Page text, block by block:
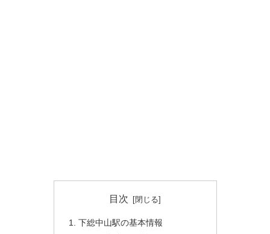
目次
下総中山駅の基本情報